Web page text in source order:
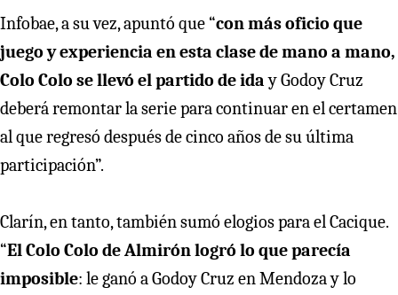
Infobae, a su vez, apuntó que “con más oficio que
juego y experiencia en esta clase de mano a mano,
Colo Colo se llevó el partido de iday Godoy Cruz
deberá remontar la serie para continuar en el certamen
al que regresó después de cinco años de su última
participación”.
Clarín, en tanto, también sumó elogios para el Cacique.
“El Colo Colo de Almirón logró lo que parecía
imposible: le ganó a Godoy Cruz en Mendoza y lo